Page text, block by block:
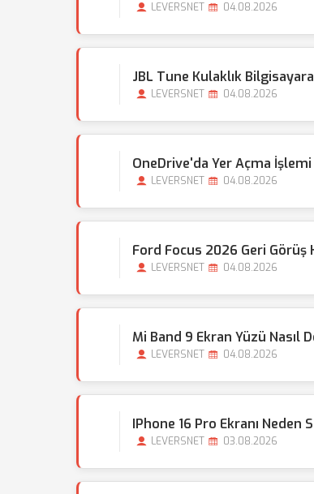
LEVERSNET 04.08.2026
JBL Tune Kulaklık
LEVERSNET 04.08.2026
OneDrive'da Yer Açma İşlemi
LEVERSNET 04.08.2026
Ford Focus 2026 Geri Görüş
LEVERSNET 04.08.2026
Mi Band 9 Ekran Yüzü Nasıl
LEVERSNET 04.08.2026
IPhone 16 Pro Ekranı Neden
LEVERSNET 03.08.2026